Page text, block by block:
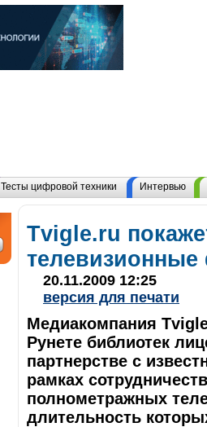
Тесты цифровой техники Интервью
Tvigle.ru
20.11.2009 12:25
версия для печати
Медиакомпания
Рунете библиотек
партнерстве с
рамках
полнометражных
длительность